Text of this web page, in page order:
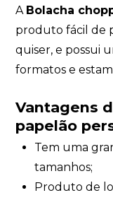
A Bolacha
produto fácil de
quiser, e possui
formatos e
Vantagens
papelão
Tem uma
tamanhos;
Produto de